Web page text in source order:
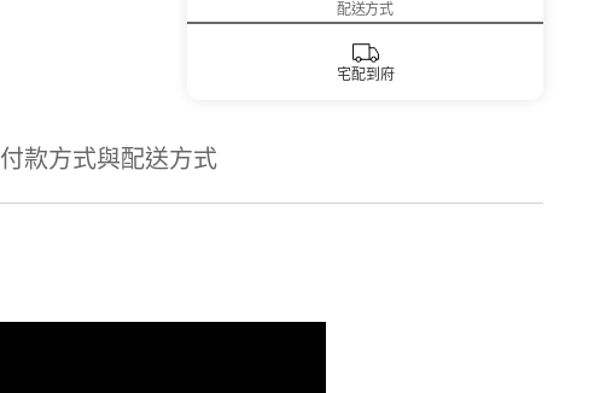
配送方式
宅配到府
付款方式與配送方式